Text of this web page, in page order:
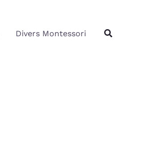
Divers Montessori